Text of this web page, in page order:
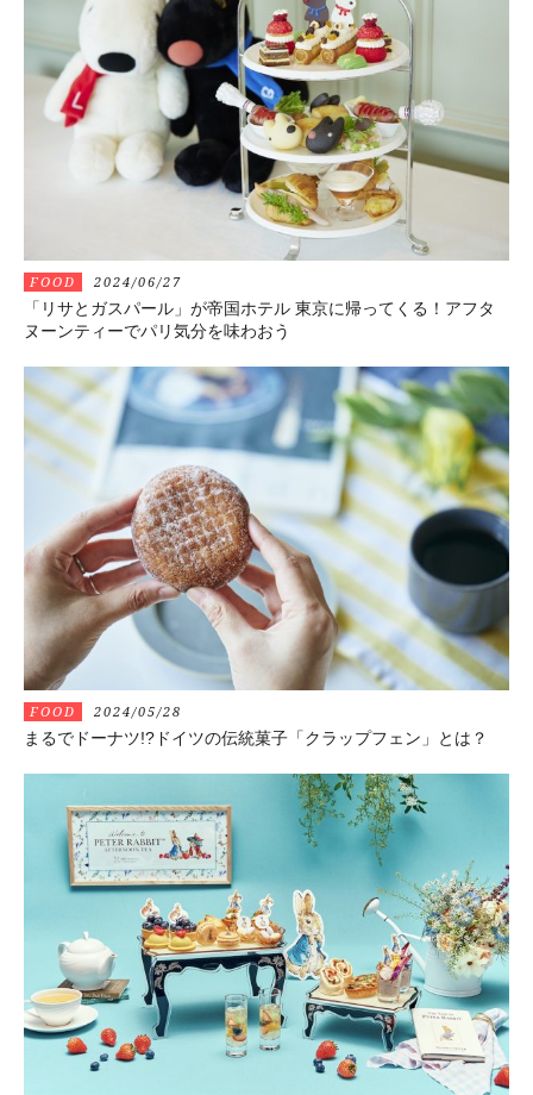
FOOD 2024/06/27
「リサとガスパール」が帝国ホテル 東京に帰ってくる！アフタ
ヌーンティーでパリ気分を味わおう
FOOD 2024/05/28
まるでドーナツ!?ドイツの伝統菓子「クラップフェン」とは？